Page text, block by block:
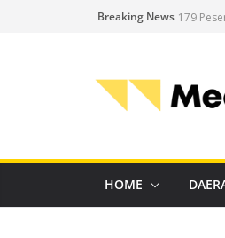
Breaking News 179
Meski
HOME